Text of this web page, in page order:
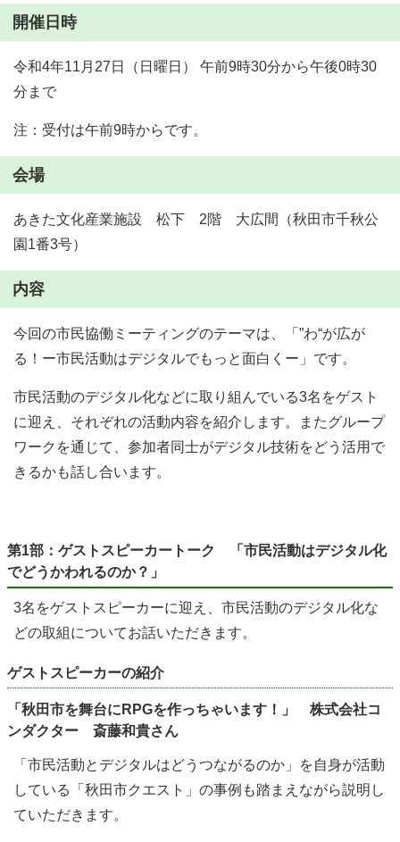
開催日時
令和4年11月27日（日曜日） 午前9時30分から午後0時30
分まで
注：受付は午前9時からです。
会場
あきた文化産業施設 松下 2階 大広間（秋田市千秋公
園1番3号）
内容
今回の市民協働ミーティングのテーマは、「”わ“が広が
る！ー市民活動はデジタルでもっと面白くー」です。
市民活動のデジタル化などに取り組んでいる3名をゲスト
に迎え、それぞれの活動内容を紹介します。またグループ
ワークを通じて、参加者同士がデジタル技術をどう活用で
きるかも話し合います。
第1部：ゲストスピーカートーク 「市民活動はデジタル化
でどうかわれるのか？」
3名をゲストスピーカーに迎え、市民活動のデジタル化な
どの取組についてお話いただきます。
ゲストスピーカーの紹介
「秋田市を舞台にRPGを作っちゃいます！」 株式会社コ
ンダクター 斎藤和貴さん
「市民活動とデジタルはどうつながるのか」を自身が活動
している「秋田市クエスト」の事例も踏まえながら説明し
ていただきます。